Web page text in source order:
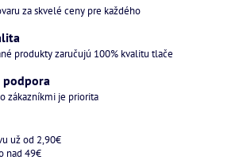
za skvelé ceny pre každého
produkty zaručujú 100% kvalitu tlače
podpora
zákazníkmi je priorita
už od 2,90€
nad 49€